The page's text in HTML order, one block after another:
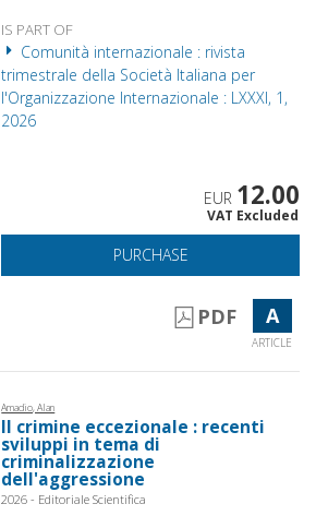
IS PART OF
Comunità internazionale : rivista
trimestrale della Società Italiana per
l'Organizzazione Internazionale : LXXXI, 1,
2026
EUR 12.00
VAT Excluded
PURCHASE
PDF A
ARTICLE
Amadio, Alan
Il crimine eccezionale : recenti
sviluppi in tema di
criminalizzazione
dell'aggressione
2026 - Editoriale Scientifica